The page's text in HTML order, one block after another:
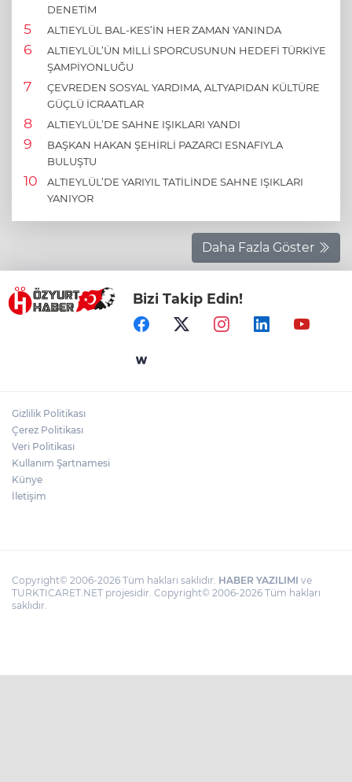
DENETİM
ALTIEYLÜL BAL-KES’İN HER ZAMAN YANINDA
ALTIEYLÜL’ÜN MİLLİ SPORCUSUNUN HEDEFİ TÜRKİYE
ŞAMPİYONLUĞU
ÇEVREDEN SOSYAL YARDIMA, ALTYAPIDAN KÜLTÜRE
GÜÇLÜ İCRAATLAR
ALTIEYLÜL’DE SAHNE IŞIKLARI YANDI
BAŞKAN HAKAN ŞEHİRLİ PAZARCI ESNAFIYLA
BULUŞTU
ALTIEYLÜL’DE YARIYIL TATİLİNDE SAHNE IŞIKLARI
YANIYOR
Daha Fazla Göster
Bizi Takip Edin!
Gizlilik Politikası
Çerez Politikası
Veri Politikası
Kullanım Şartnamesi
Künye
İletişim
Copyright© 2006-2026 Tüm hakları saklıdır. HABER YAZILIMI ve
TURKTICARET.NET projesidir. Copyright© 2006-2026 Tüm hakları
saklıdır.